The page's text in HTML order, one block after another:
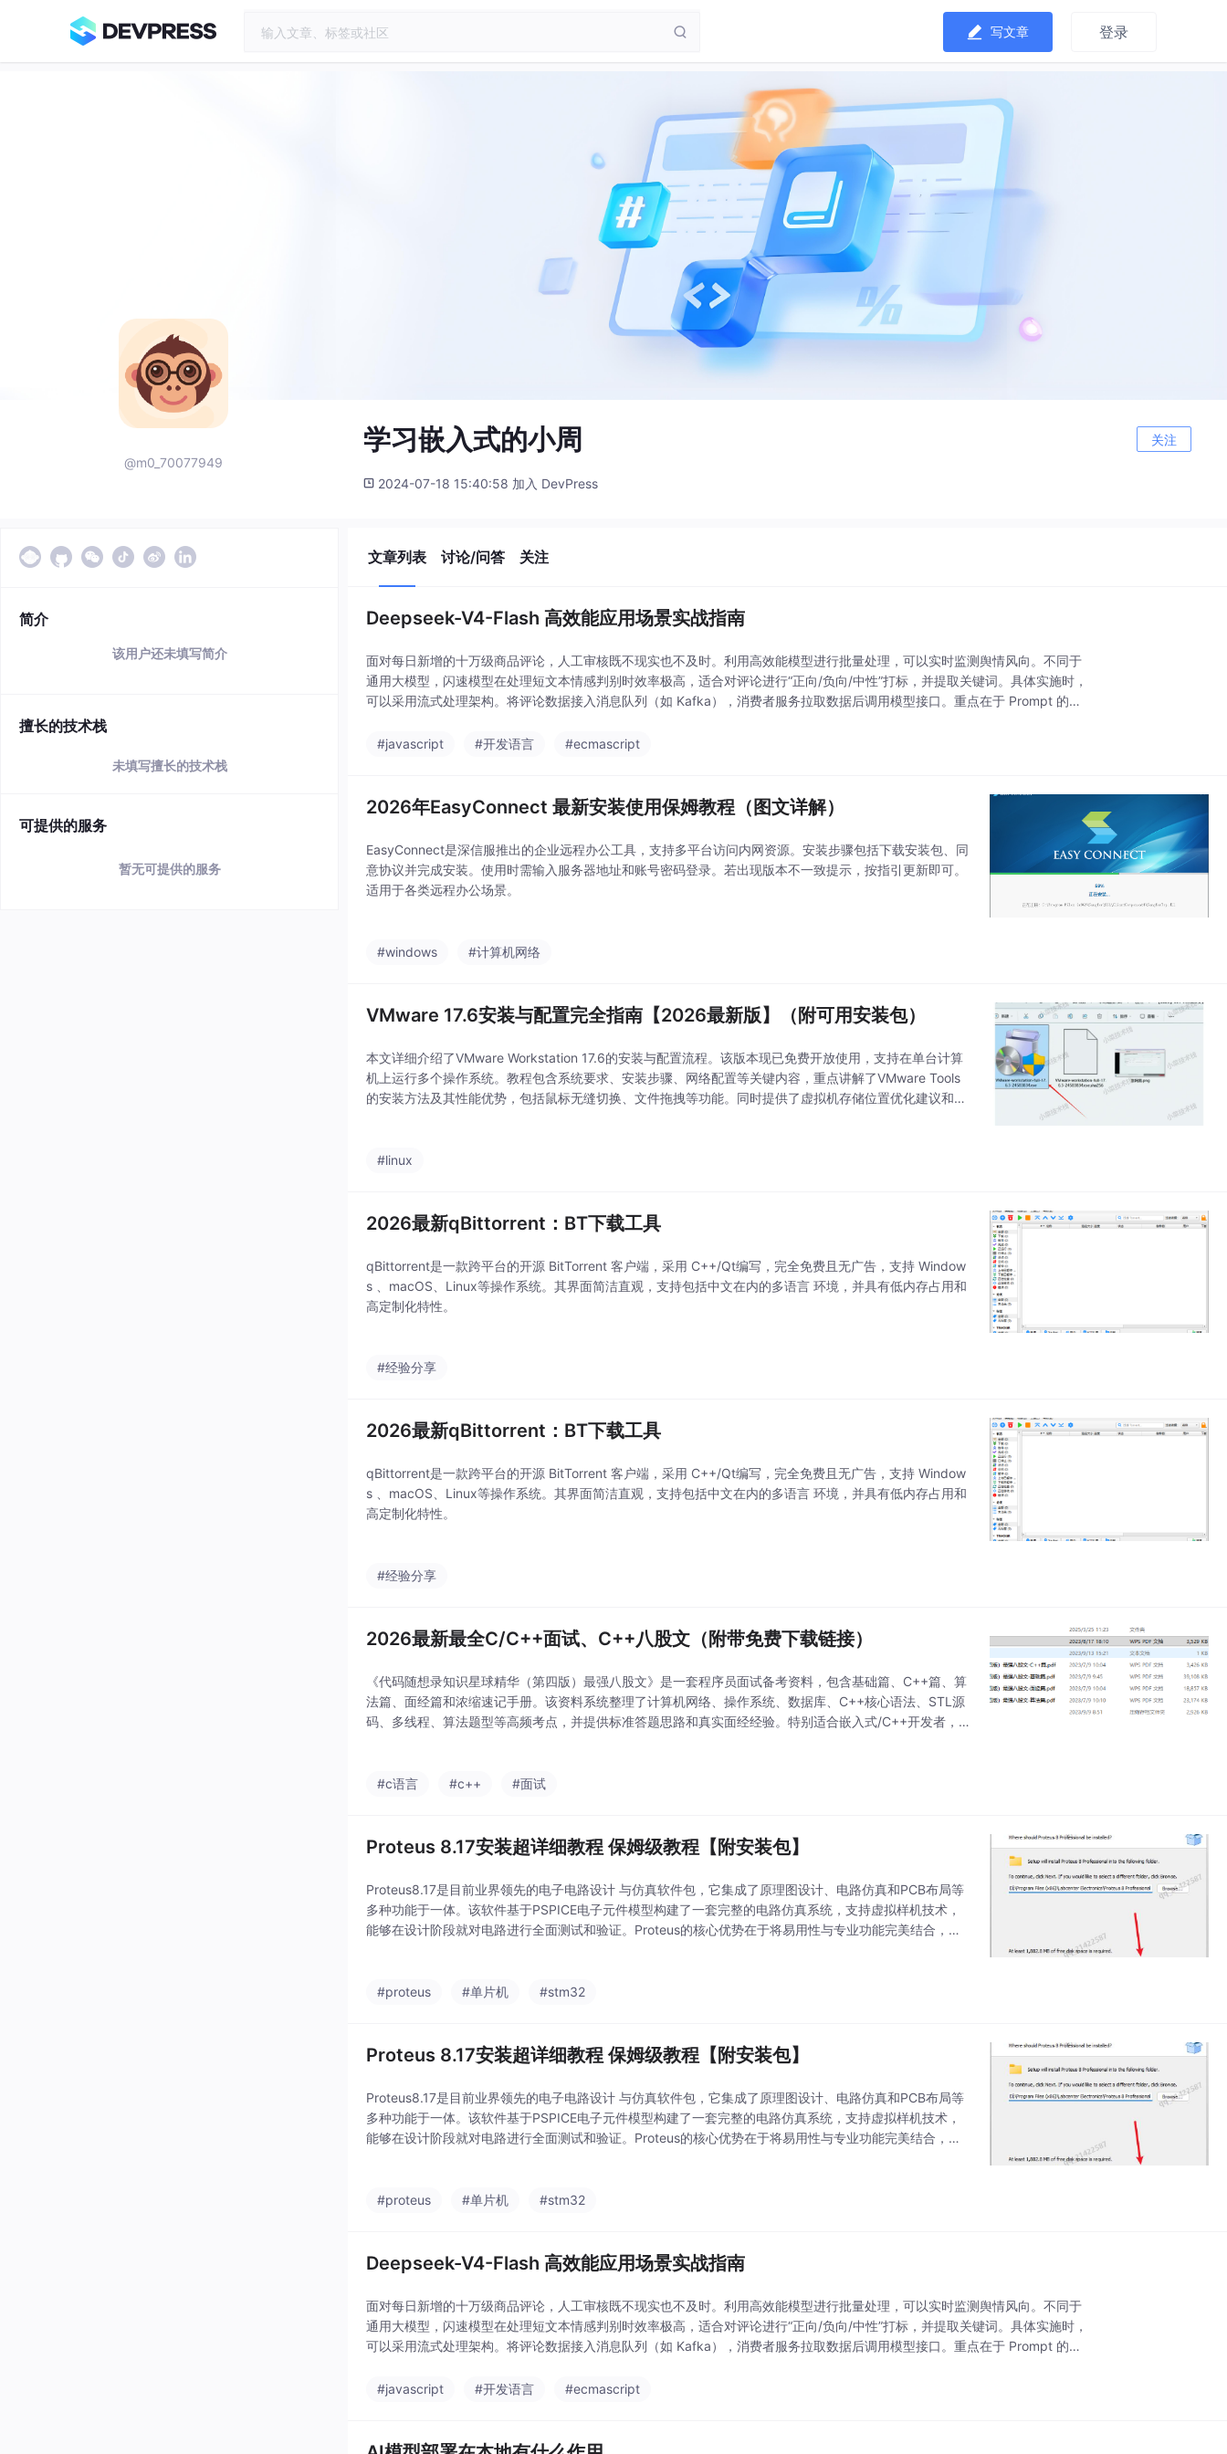
写文章 登录
@m0_70077949
学习嵌入式的小周 关注
2024-07-18 15:40:58 加入 DevPress
简介
该用户还未填写简介
擅长的技术栈
未填写擅长的技术栈
可提供的服务
暂无可提供的服务
文章列表 讨论/问答 关注
Deepseek-V4-Flash 高效能应用场景实战指南
面对每日新增的十万级商品评论，人工审核既不现实也不及时。利用高效能模型进行批量处理，可以实时监测舆情风向。不同于
通用大模型，闪速模型在处理短文本情感判别时效率极高，适合对评论进行“正向/负向/中性”打标，并提取关键词。具体实施时，
可以采用流式处理架构。将评论数据接入消息队列（如 Kafka），消费者服务拉取数据后调用模型接口。重点在于 Prompt 的设
#javascript
#开发语言 #ecmascript
2026年EasyConnect 最新安装使用保姆教程（图文详解）
EasyConnect是深信服推出的企业远程办公工具，支持多平台访问内网资源。安装步骤包括下载安装包、同
意协议并完成安装。使用时需输入服务器地址和账号密码登录。若出现版本不一致提示，按指引更新即可。
适用于各类远程办公场景。
#windows #计算机网络
VMware 17.6安装与配置完全指南【2026最新版】（附可用安装包）
本文详细介绍了VMware Workstation 17.6的安装与配置流程。该版本现已免费开放使用，支持在单台计算
机上运行多个操作系统。教程包含系统要求、安装步骤、网络配置等关键内容，重点讲解了VMware Tools
的安装方法及其性能优势，包括鼠标无缝切换、文件拖拽等功能。同时提供了虚拟机存储位置优化建议和三
#linux
2026最新qBittorrent：BT下载工具
qBittorrent是一款跨平台的开源 BitTorrent 客户端，采用 C++/Qt编写，完全免费且无广告，支持 Window
s 、macOS、Linux等操作系统‌。其界面简洁直观，支持包括中文在内的多语言 环境，并具有低内存占用和
高定制化特性。
#经验分享
2026最新qBittorrent：BT下载工具
qBittorrent是一款跨平台的开源 BitTorrent 客户端，采用 C++/Qt编写，完全免费且无广告，支持 Window
s 、macOS、Linux等操作系统‌。其界面简洁直观，支持包括中文在内的多语言 环境，并具有低内存占用和
高定制化特性。
#经验分享
2026最新最全C/C++面试、C++八股文（附带免费下载链接）
《代码随想录知识星球精华（第四版）最强八股文》是一套程序员面试备考资料，包含基础篇、C++篇、算
法篇、面经篇和浓缩速记手册。该资料系统整理了计算机网络、操作系统、数据库、C++核心语法、STL源
码、多线程、算法题型等高频考点，并提供标准答题思路和真实面经经验。特别适合嵌入式/C++开发者，
#c语言
#c++ #面试
Proteus 8.17安装超详细教程 保姆级教程【附安装包】
Proteus8.17是目前业界领先的电子电路设计 与仿真软件包，它集成了原理图设计、电路仿真和PCB布局等
多种功能于一体。该软件基于PSPICE电子元件模型构建了一套完整的电路仿真系统，支持虚拟样机技术，
能够在设计阶段就对电路进行全面测试和验证。Proteus的核心优势在于将易用性与专业功能完美结合，使
#proteus #单片机 #stm32
Proteus 8.17安装超详细教程 保姆级教程【附安装包】
Proteus8.17是目前业界领先的电子电路设计 与仿真软件包，它集成了原理图设计、电路仿真和PCB布局等
多种功能于一体。该软件基于PSPICE电子元件模型构建了一套完整的电路仿真系统，支持虚拟样机技术，
能够在设计阶段就对电路进行全面测试和验证。Proteus的核心优势在于将易用性与专业功能完美结合，使
#proteus #单片机 #stm32
Deepseek-V4-Flash 高效能应用场景实战指南
面对每日新增的十万级商品评论，人工审核既不现实也不及时。利用高效能模型进行批量处理，可以实时监测舆情风向。不同于
通用大模型，闪速模型在处理短文本情感判别时效率极高，适合对评论进行“正向/负向/中性”打标，并提取关键词。具体实施时，
可以采用流式处理架构。将评论数据接入消息队列（如 Kafka），消费者服务拉取数据后调用模型接口。重点在于 Prompt 的设
#javascript
#开发语言 #ecmascript